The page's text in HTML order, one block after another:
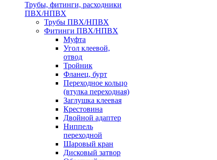
Трубы, фитинги, расходники
ПВХ/НПВХ
Трубы ПВХ/НПВХ
Фитинги ПВХ/НПВХ
Муфта
Угол клеевой,
отвод
Тройник
Фланец, бурт
Переходное кольцо
(втулка переходная)
Заглушка клеевая
Крестовина
Двойной адаптер
Ниппель
переходной
Шаровый кран
Дисковый затвор